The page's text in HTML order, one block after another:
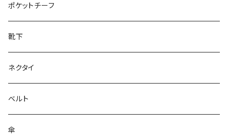
28cm～
ポケットチーフ
靴下
ネクタイ
ベルト
傘